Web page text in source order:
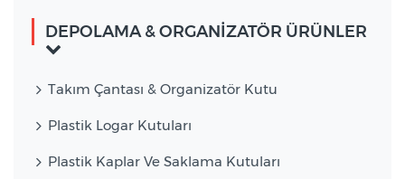
DEPOLAMA & ORGANİZATÖR ÜRÜNLER
Takım Çantası & Organizatör Kutu
Plastik Logar Kutuları
Plastik Kaplar Ve Saklama Kutuları